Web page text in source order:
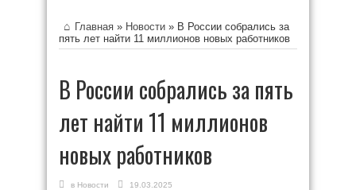
Главная » Новости » В России собрались за
пять лет найти 11 миллионов новых работников
В России собрались за пять
лет найти 11 миллионов
новых работников
в Новости 19.03.2025